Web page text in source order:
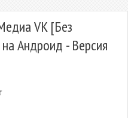
VK [Без
Андроид - Версия